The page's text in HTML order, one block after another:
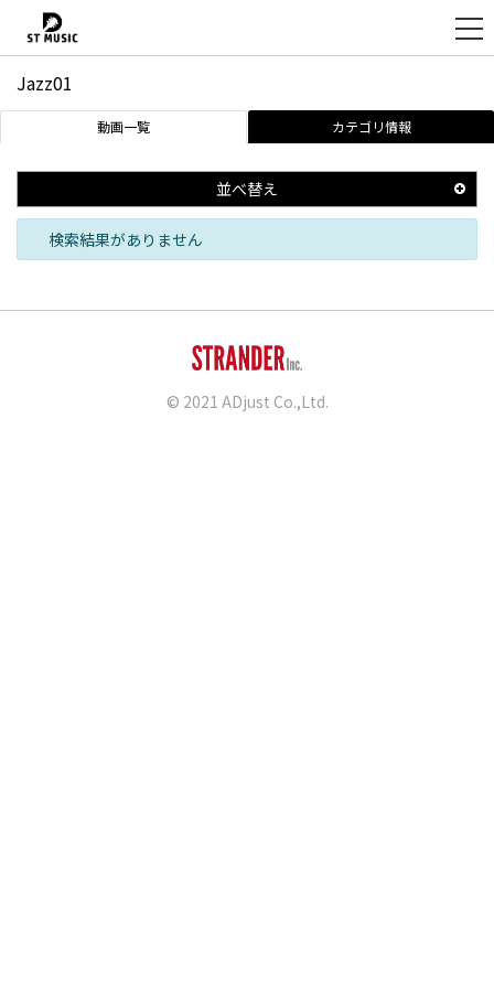
新
Jazz01
動画一覧 カテゴリ情報
並べ替え
検索結果がありません
© 2021 ADjust Co.,Ltd.